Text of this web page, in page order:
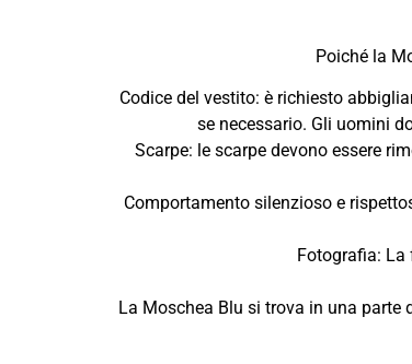
Poiché la
Codice del vestito: è richiesto
se necessario. Gli uomini
Scarpe: le scarpe devono essere
Comportamento silenzioso e
Fotografia: La
La Moschea Blu si trova in una parte